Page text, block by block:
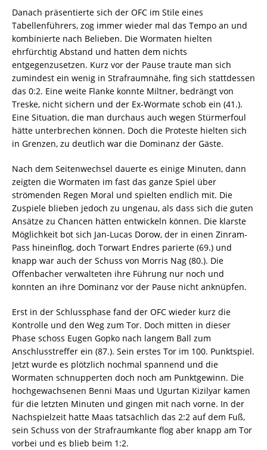
Danach präsentierte sich der OFC im Stile eines
Tabellenführers, zog immer wieder mal das Tempo an und
kombinierte nach Belieben. Die Wormaten hielten
ehrfürchtig Abstand und hatten dem nichts
entgegenzusetzen. Kurz vor der Pause traute man sich
zumindest ein wenig in Strafraumnähe, fing sich stattdessen
das 0:2. Eine weite Flanke konnte Miltner, bedrängt von
Treske, nicht sichern und der Ex-Wormate schob ein (41.).
Eine Situation, die man durchaus auch wegen Stürmerfoul
hätte unterbrechen können. Doch die Proteste hielten sich
in Grenzen, zu deutlich war die Dominanz der Gäste.
Nach dem Seitenwechsel dauerte es einige Minuten, dann
zeigten die Wormaten im fast das ganze Spiel über
strömenden Regen Moral und spielten endlich mit. Die
Zuspiele blieben jedoch zu ungenau, als dass sich die guten
Ansätze zu Chancen hätten entwickeln können. Die klarste
Möglichkeit bot sich Jan-Lucas Dorow, der in einen Zinram-
Pass hineinflog, doch Torwart Endres parierte (69.) und
knapp war auch der Schuss von Morris Nag (80.). Die
Offenbacher verwalteten ihre Führung nur noch und
konnten an ihre Dominanz vor der Pause nicht anknüpfen.
Erst in der Schlussphase fand der OFC wieder kurz die
Kontrolle und den Weg zum Tor. Doch mitten in dieser
Phase schoss Eugen Gopko nach langem Ball zum
Anschlusstreffer ein (87.). Sein erstes Tor im 100. Punktspiel.
Jetzt wurde es plötzlich nochmal spannend und die
Wormaten schnupperten doch noch am Punktgewinn. Die
hochgewachsenen Benni Maas und Ugurtan Kizilyar kamen
für die letzten Minuten und gingen mit nach vorne. In der
Nachspielzeit hatte Maas tatsächlich das 2:2 auf dem Fuß,
sein Schuss von der Strafraumkante flog aber knapp am Tor
vorbei und es blieb beim 1:2.